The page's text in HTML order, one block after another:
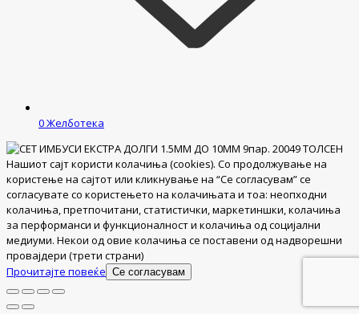
0Желботека
Нашиот сајт користи колачиња (cookies). Со продолжување на
користење на сајтот или кликнување на “Се согласувам” се
согласувате со користењето на колачињата и тоа: неопходни
колачиња, претпочитани, статистички, маркетиншки, колачиња
за перформанси и функционалност и колачиња од социјални
медиуми. Некои од овие колачиња се поставени од надворешни
провајдери (трети страни)
Прочитајте повеќе Се согласувам